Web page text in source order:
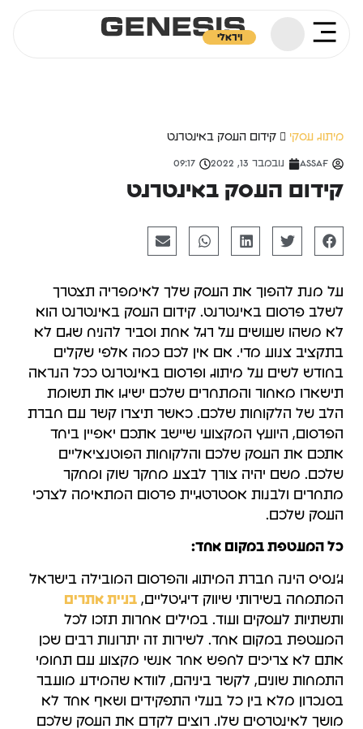
ויראלי
מיתוג עסקי קידום העסק באינטרנט
Assaf נובמבר 13, 2022 09:17
קידום העסק באינטרנט
על מנת להפוך את העסק שלך לאימפריה תצטרך
לשלב פרסום באינטרנט. קידום העסק באינטרנט הוא
לא משהו שעושים על רגל אחת וסביר להניח שגם לא
בתקציב צנוע מדי. אם אין לכם כמה אלפי שקלים
בחודש לשים על מיתוג ופרסום באינטרנט ככל הנראה
תישארו מאחור והמתחרים שלכם ישיגו את תשומת
הלב של הלקוחות שלכם. כאשר תיצרו קשר עם חברת
הפרסום, היועץ המקצועי שיישב אתכם יאפיין ביחד
אתכם את העסק שלכם והלקוחות הפוטנציאליים
שלכם. משם יהיה צורך לבצע מחקר שוק ומחקר
מתחרים ולבנות אסטרטגיית פרסום המתאימה לצרכי
העסק שלכם.
כל המעטפת במקום אחד:
ג'נסיס הינה חברת המיתוג והפרסום המובילה בישראל
המתמחה בשירותי שיווק דיגיטליים, בניית אתרים
ותשתיות לעסקים ועוד. במילים אחרות תזכו לכל
המעטפת במקום אחד. לשירות זה יתרונות רבים שכן
אתם לא צריכים לחפש אחר אנשי מקצוע עם תחומי
התמחות שונים, לקשר ביניהם, לוודא שהמידע מועבר
בסנכרון מלא בין כל בעלי התפקידים ושאף אחד לא
מושך לאינטרסים שלו. רוצים לקדם את העסק שלכם